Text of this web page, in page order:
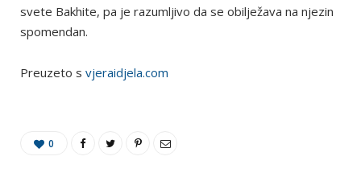
svete Bakhite, pa je razumljivo da se obilježava na njezin
spomendan.
Preuzeto s vjeraidjela.com
0